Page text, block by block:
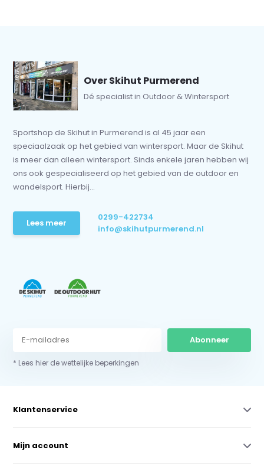
Over Skihut Purmerend
Dé specialist in Outdoor & Wintersport
Sportshop de Skihut in Purmerend is al 45 jaar een
speciaalzaak op het gebied van wintersport. Maar de Skihut
is meer dan alleen wintersport. Sinds enkele jaren hebben wij
ons ook gespecialiseerd op het gebied van de outdoor en
wandelsport. Hierbij...
Lees meer
0299-422734
info@skihutpurmerend.nl
Abonneer
* Lees hier de wettelijke beperkingen
Klantenservice
Mijn account